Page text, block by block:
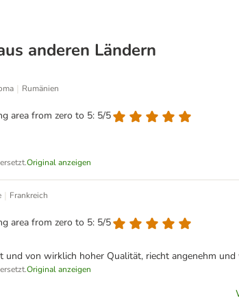
anderen Ländern
| Rumänien
area from zero to 5: 5/5
Original anzeigen
| Frankreich
area from zero to 5: 5/5
von wirklich hoher Qualität, riecht angenehm
Original anzeigen